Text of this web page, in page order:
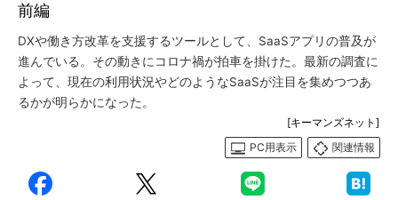
前編
DXや働き方改革を支援するツールとして、SaaSアプリの普及が
進んでいる。その動きにコロナ禍が拍車を掛けた。最新の調査に
よって、現在の利用状況やどのようなSaaSが注目を集めつつあ
るかが明らかになった。
[キーマンズネット]
PC用表示
関連情報